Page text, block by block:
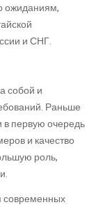
ожиданиям,
и СНГ.
собой и
Раньше
в первую очередь
и качество
роль,
современных